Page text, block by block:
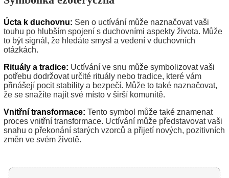
Úcta k duchovnu: Sen o uctívání může naznačovat vaši
touhu po hlubším spojení s duchovními aspekty života. Může
to být signál, že hledáte smysl a vedení v duchovních
otázkách.
Rituály a tradice: Uctívání ve snu může symbolizovat vaši
potřebu dodržovat určité rituály nebo tradice, které vám
přinášejí pocit stability a bezpečí. Může to také naznačovat,
že se snažíte najít své místo v širší komunitě.
Vnitřní transformace: Tento symbol může také znamenat
proces vnitřní transformace. Uctívání může představovat vaši
snahu o překonání starých vzorců a přijetí nových, pozitivních
změn ve svém životě.